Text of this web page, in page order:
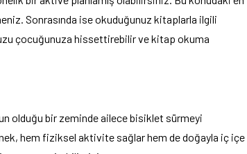
Sonrasında ise okuduğunuz kitaplarla ilgili
çocuğunuza hissettirebilir ve kitap okuma
olduğu bir zeminde ailece bisiklet sürmeyi
hem fiziksel aktivite sağlar hem de doğayla iç içe